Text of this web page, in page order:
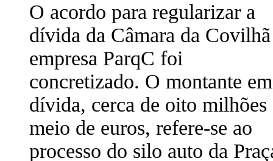
O acordo para regularizar a
dívida da Câmara da
empresa ParqC foi
concretizado. O montante em
dívida, cerca de oito milhões
meio de euros, refere-se ao
processo do silo auto da